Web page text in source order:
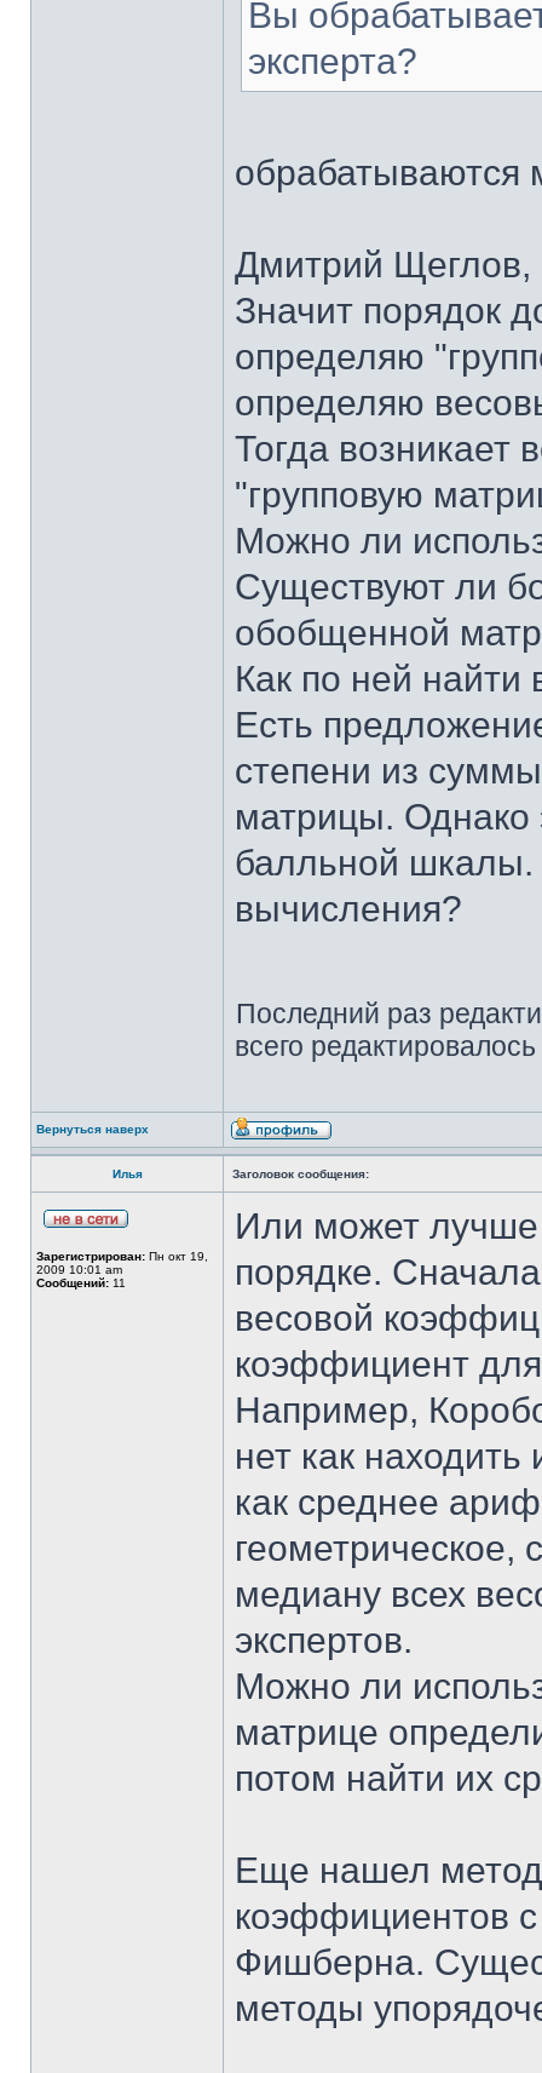
Вы
эксперта?
обрабатываются
Дмитрий Щеглов,
Значит порядок
определяю
определяю
Тогда возникает
"групповую
Можно ли
Существуют ли
обобщенной
Как по ней
Есть
степени из
матрицы. Однако
балльной шкалы.
вычисления?
Последний раз
всего
Вернуться наверх
Илья Заголовок сообщения:
Зарегистрирован: Пн окт 19,
2009 10:01 am
Сообщений: 11
Или может лучше
порядке.
весовой
коэффициент для
Например,
нет как
как среднее
геометрическое,
медиану всех
экспертов.
Можно ли
матрице
потом найти их
Еще нашел
коэффициентов
Фишберна.
методы